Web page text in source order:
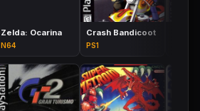
Zelda: Ocarina
N64
Crash Bandicoot
PS1